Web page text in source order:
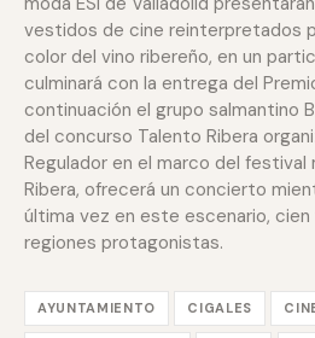
vestidos de cine reinterpretados
color del vino ribereño, en un
culminará con la entrega del
continuación el grupo salmantino
del concurso Talento Ribera
Regulador en el marco del festival
Ribera, ofrecerá un concierto
última vez en este escenario,
regiones protagonistas.
AYUNTAMIENTO CIGALES